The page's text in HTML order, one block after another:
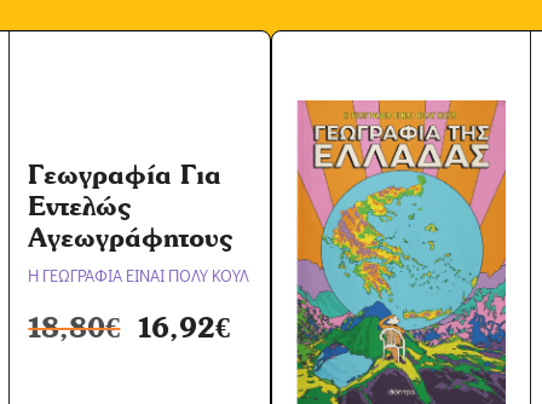
Ό
*
Γεωγραφία Για
Εντελώς
Αγεωγράφητους
Η ΓΕΩΓΡΑΦΙΑ ΕΙΝΑΙ ΠΟΛΥ ΚΟΥΛ
18,80€ 16,92€